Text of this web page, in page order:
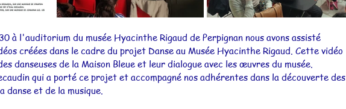
à l'auditorium du musée Hyacinthe Rigaud de Perpignan nous avons assisté
créées dans le cadre du projet Danse au Musée Hyacinthe Rigaud. Cette vidéo
danseuses de la Maison Bleue et leur dialogue avec les œuvres du musée.
qui a porté ce projet et accompagné nos adhérentes dans la découverte des
et de la musique.